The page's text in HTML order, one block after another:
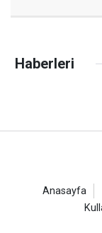
Haberleri
Anasayfa